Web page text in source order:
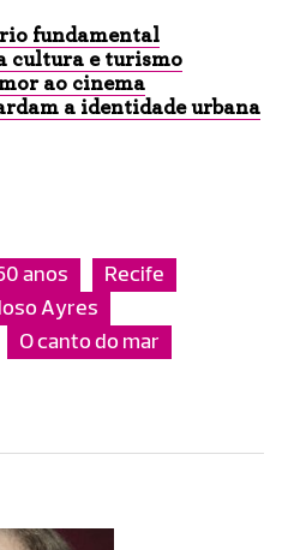
fundamental
cultura e turismo
ao cinema
a identidade urbana
anos
Recife
Ayres
O canto do mar